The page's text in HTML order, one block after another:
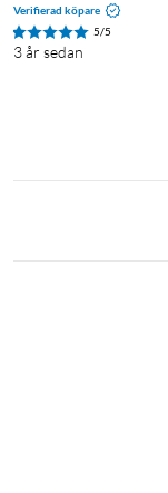
Verifierad köpare
5/5
3 år sedan